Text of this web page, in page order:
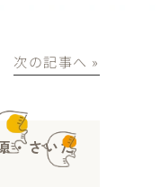
次の記事へ »
・さいた